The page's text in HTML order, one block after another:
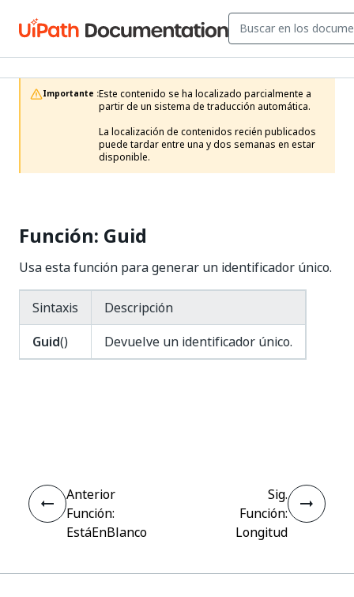
Importante :Este contenido se ha localizado parcialmente a
partir de un sistema de traducción automática.
La localización de contenidos recién publicados
puede tardar entre una y dos semanas en estar
disponible.
Función: Guid
Usa esta función para generar un identificador único.
Sintaxis
Descripción
Guid() Devuelve un identificador único.
Anterior
Función:
EstáEnBlanco
Sig.
Función:
Longitud